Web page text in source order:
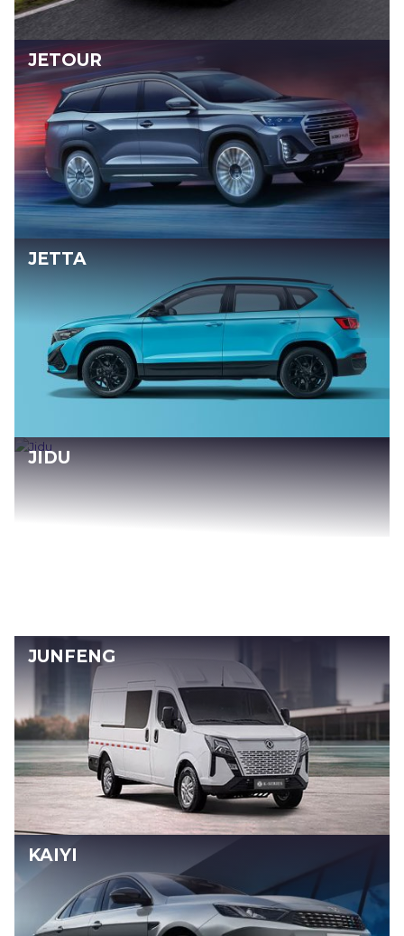
JETOUR
JETTA
JIDU
JUNFENG
KAIYI